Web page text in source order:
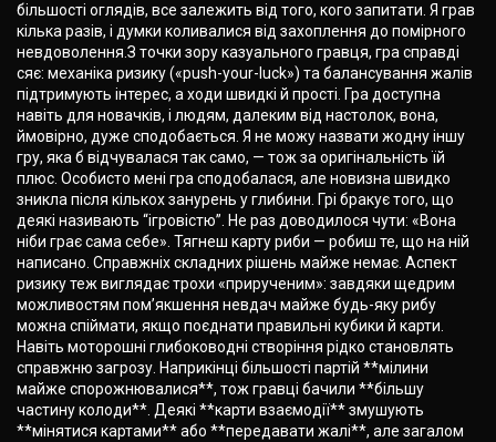
більшості оглядів, все залежить від того, кого запитати. Я грав
кілька разів, і думки коливалися від захоплення до помірного
невдоволення.З точки зору казуального гравця, гра справді
сяє: механіка ризику («push-your-luck») та балансування жалів
підтримують інтерес, а ходи швидкі й прості. Гра доступна
навіть для новачків, і людям, далеким від настолок, вона,
ймовірно, дуже сподобається. Я не можу назвати жодну іншу
гру, яка б відчувалася так само, — тож за оригінальність їй
плюс. Особисто мені гра сподобалася, але новизна швидко
зникла після кількох занурень у глибини. Грі бракує того, що
деякі називають “ігровістю”. Не раз доводилося чути: «Вона
ніби грає сама себе». Тягнеш карту риби — робиш те, що на ній
написано. Справжніх складних рішень майже немає. Аспект
ризику теж виглядає трохи «прирученим»: завдяки щедрим
можливостям пом’якшення невдач майже будь-яку рибу
можна спіймати, якщо поєднати правильні кубики й карти.
Навіть моторошні глибоководні створіння рідко становлять
справжню загрозу. Наприкінці більшості партій **мілини
майже спорожнювалися**, тож гравці бачили **більшу
частину колоди**. Деякі **карти взаємодії** змушують
**мінятися картами** або **передавати жалі**, але загалом